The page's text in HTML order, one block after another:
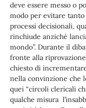
deve essere messo o
modo per evitare
processi decisionali,
rinchiude anziché
mondo”. Durante il
fronte alla
chiesto di
nella convinzione che
quei “circoli clericali
qualche misura